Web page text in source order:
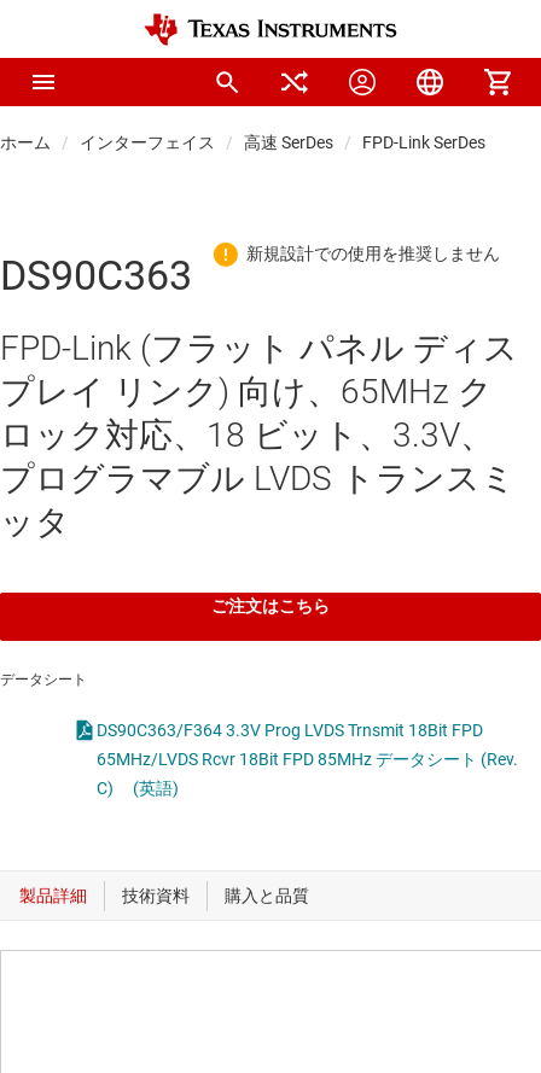
ホーム インターフェイス 高速 SerDes FPD-Link SerDes
DS90C363
FPD-Link (フラット パネル ディス
プレイ リンク) 向け、65MHz ク
ロック対応、18 ビット、3.3V、
プログラマブル LVDS トランスミ
ッタ
ご注文はこちら
データシート
DS90C363/F364 3.3V Prog LVDS Trnsmit 18Bit FPD
65MHz/LVDS Rcvr 18Bit FPD 85MHz データシート (Rev.
C)
(英語)